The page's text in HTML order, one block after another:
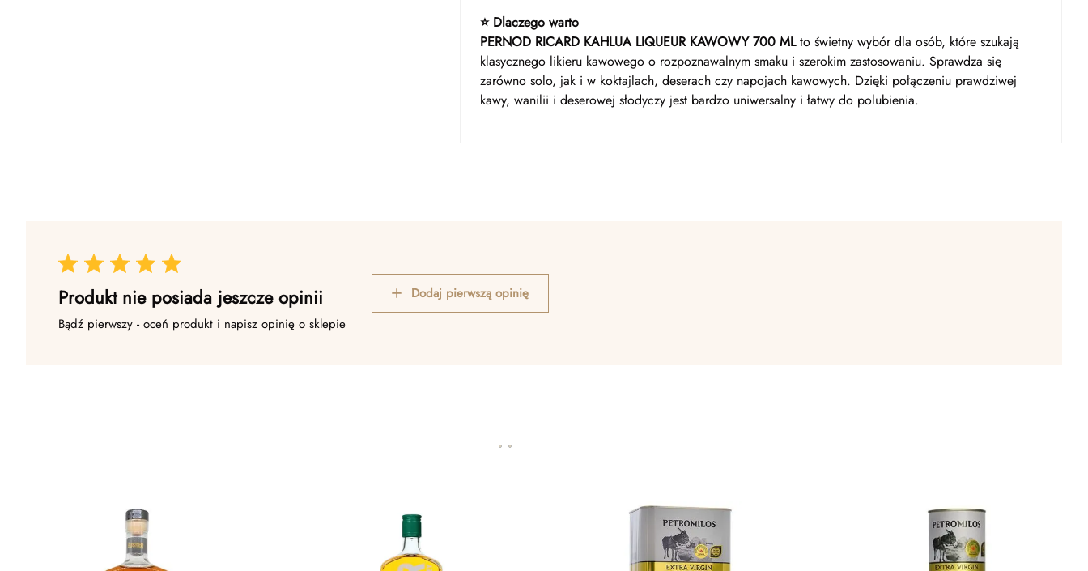
⭐ Dlaczego warto
PERNOD RICARD KAHLUA LIQUEUR KAWOWY 700 MLto świetny wybór dla osób, które szukają
klasycznego likieru kawowego o rozpoznawalnym smaku i szerokim zastosowaniu. Sprawdza się
zarówno solo, jak i w koktajlach, deserach czy napojach kawowych. Dzięki połączeniu prawdziwej
kawy, wanilii i deserowej słodyczy jest bardzo uniwersalny i łatwy do polubienia.
Produkt nie posiada jeszcze opinii
Bądź pierwszy - oceń produkt i napisz opinię o sklepie
Dodaj pierwszą opinię